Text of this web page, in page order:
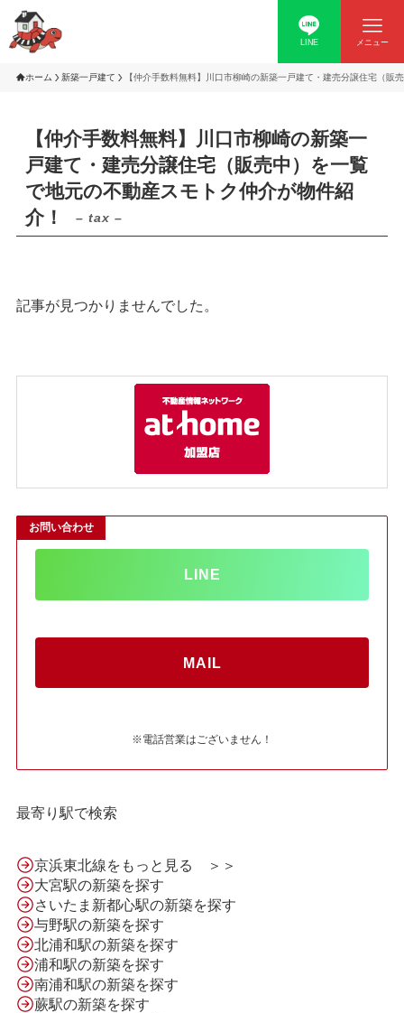
LINE メニュー
ホーム 新築一戸建て 【仲介手数料無料】川口市柳崎の新築一戸建て・建売分譲住宅（販
【仲介手数料無料】川口市柳崎の新築一
戸建て・建売分譲住宅（販売中）を一覧
で地元の不動産スモトク仲介が物件紹
介！
– tax –
記事が見つかりませんでした。
お問い合わせ
LINE
MAIL
※電話営業はございません！
最寄り駅で検索
京浜東北線をもっと見る ＞＞
大宮駅の新築を探す
さいたま新都心駅の新築を探す
与野駅の新築を探す
北浦和駅の新築を探す
浦和駅の新築を探す
南浦和駅の新築を探す
蕨駅の新築を探す